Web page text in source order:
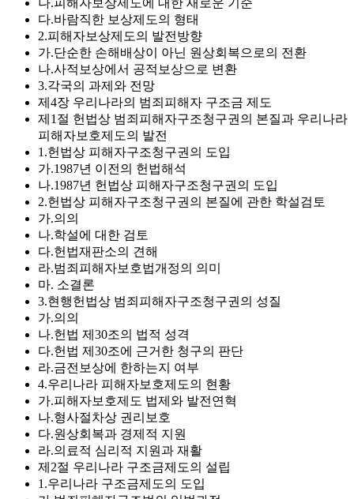
나.피해자보상제도에 대한 새로운 기준
다.바람직한 보상제도의 형태
2.피해자보상제도의 발전방향
가.단순한 손해배상이 아닌 원상회복으로의 전환
나.사적보상에서 공적보상으로 변환
3.각국의 과제와 전망
제4장 우리나라의 범죄피해자 구조금 제도
제1절 헌법상 범죄피해자구조청구권의 본질과 우리나라
피해자보호제도의 발전
1.헌법상 피해자구조청구권의 도입
가.1987년 이전의 헌법해석
나.1987년 헌법상 피해자구조청구권의 도입
2.헌법상 피해자구조청구권의 본질에 관한 학설검토
가.의의
나.학설에 대한 검토
다.헌법재판소의 견해
라.범죄피해자보호법개정의 의미
마. 소결론
3.현행헌법상 범죄피해자구조청구권의 성질
가.의의
나.헌법 제30조의 법적 성격
다.헌법 제30조에 근거한 청구의 판단
라.금전보상에 한하는지 여부
4.우리나라 피해자보호제도의 현황
가.피해자보호제도 법제와 발전연혁
나.형사절차상 권리보호
다.원상회복과 경제적 지원
라.의료적 심리적 지원과 재활
제2절 우리나라 구조금제도의 설립
1.우리나라 구조금제도의 도입